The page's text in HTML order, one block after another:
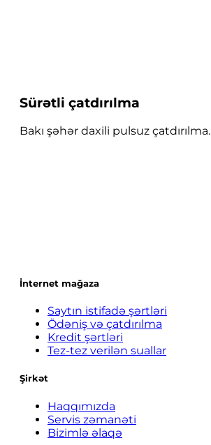
Sürətli çatdırılma
Bakı şəhər daxili pulsuz çatdırılma.
İnternet mağaza
Saytın istifadə şərtləri
Ödəniş və çatdırılma
Kredit şərtləri
Tez-tez verilən suallar
Şirkət
Haqqımızda
Servis zəmanəti
Bizimlə əlaqə